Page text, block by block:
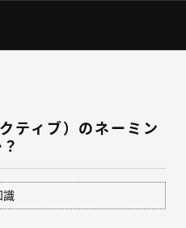
ティブ）のネーミン
識